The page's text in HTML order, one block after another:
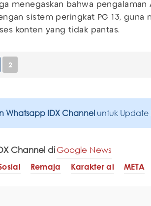
menegaskan bahwa pengalaman
sistem peringkat PG 13, guna
konten yang tidak pantas.
2
Whatsapp IDX Channel untuk Update
Channel diGoogle News
Remaja Karakter ai META